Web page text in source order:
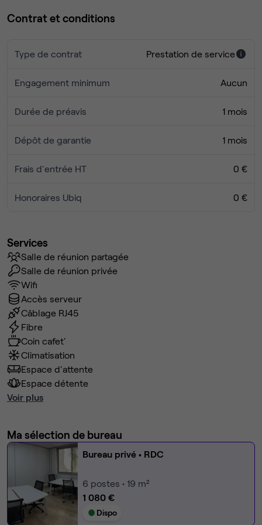
Tranquillité, accessibilité et d’équipements de qualité.
Contrat et conditions
Type de contrat Prestation de service
Engagement minimum Aucun
Durée de préavis 1 mois
Dépôt de garantie 1 mois
Frais d'entrée HT 0 €
Honoraires Ubiq 0 €
Services
Salle de réunion partagée
Salle de réunion privée
Wifi
Accès serveur
Câblage RJ45
Fibre
Coin cafet'
Climatisation
Espace d'attente
Espace détente
Voir plus
Ma sélection de bureau
Bureau privé • RDC
6 postes • 19 m²
1 080 €
Dispo